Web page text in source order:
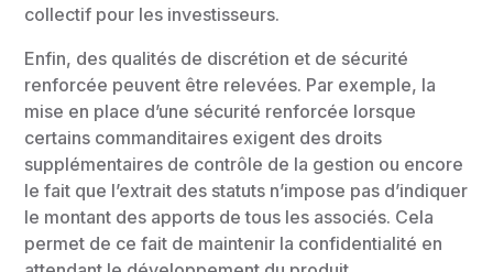
collectif pour les investisseurs.
Enfin, des qualités de discrétion et de sécurité
renforcée peuvent être relevées. Par exemple, la
mise en place d’une sécurité renforcée lorsque
certains commanditaires exigent des droits
supplémentaires de contrôle de la gestion ou encore
le fait que l’extrait des statuts n’impose pas d’indiquer
le montant des apports de tous les associés. Cela
permet de ce fait de maintenir la confidentialité en